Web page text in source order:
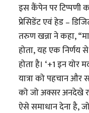
इस कैंपेन पर टिप्पणी
प्रेसिडेंट एवं हेड –
तरुण खन्ना ने कहा,
होता, यह एक
होता है। ‘+1 इन योर
यात्रा को पहचान और
को जो अक्सर अनदेखे
ऐसे समाधान देना है,